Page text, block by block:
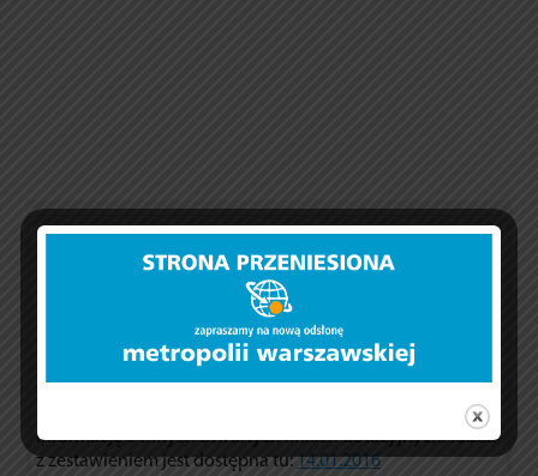
Przemysław Chwiszczuk
Zachęcam do zapoznania się z bazą zawierającą spis
innych dostępnych dla samorządu m.st. Warszawy, a także
informację o innych otwartych liniach dotacyjnych. Tabela
z zestawieniem jest dostępna tu:14.01.2016